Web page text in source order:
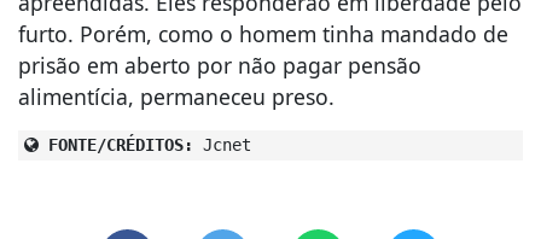
furto. Porém, como o homem tinha mandado de
prisão em aberto por não pagar pensão
alimentícia, permaneceu preso.
FONTE/CRÉDITOS: Jcnet